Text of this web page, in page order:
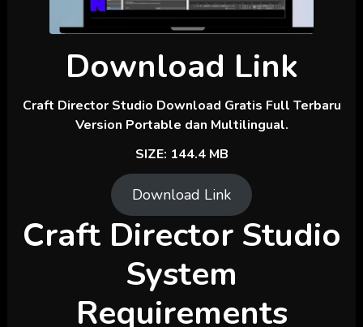
Download Link
Craft Director Studio Download Gratis Full Terbaru
Version Portable dan Multilingual.
SIZE: 144.4 MB
Download Link
Craft Director Studio
System
Requirements